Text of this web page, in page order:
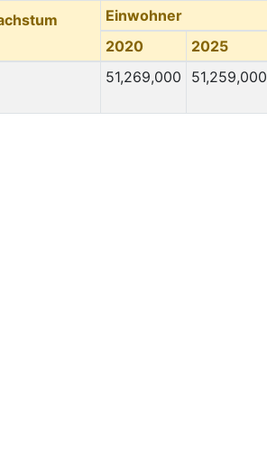
Einwohner
2020
2025
51,269,000 51,259,000